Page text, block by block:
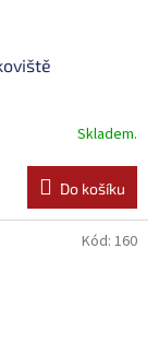
Skladem.
Do košíku
Kód: 160